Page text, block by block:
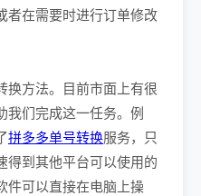
者在需要时进行订单修改
换方法。目前市面上有很
我们完成这一任务。例
拼多多单号转换服务，只
得到其他平台可以使用的
件可以直接在电脑上操